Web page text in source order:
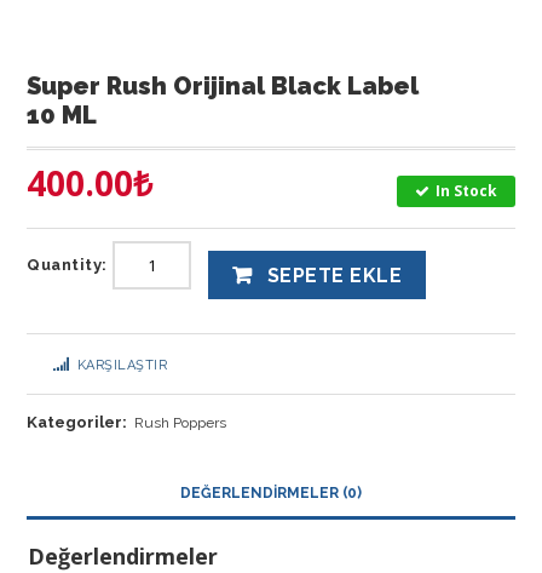
Super Rush Orijinal Black Label
10 ML
400.00₺ In Stock
Quantity: SEPETE EKLE
KARŞILAŞTIR
Kategoriler: Rush Poppers
DEĞERLENDIRMELER (0)
Değerlendirmeler